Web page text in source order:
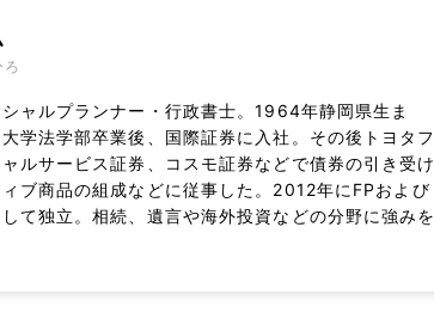
ャルプランナー・行政書士。1964年静岡県生ま
学法学部卒業後、国際証券に入社。その後トヨタフ
ルサービス証券、コスモ証券などで債券の引き受け
ブ商品の組成などに従事した。2012年にFPおよび
て独立。相続、遺言や海外投資などの分野に強みを